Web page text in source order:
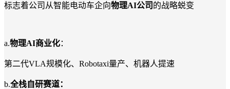
标志着公司从智能电动车企向物理AI公司 的战略蜕变
a.物理AI商业化：
第二代VLA规模化、 Robotaxi量产、机器人提速
b.全栈自研赛道：